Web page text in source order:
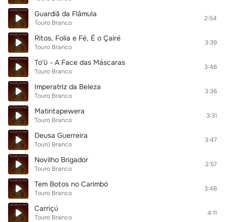
Guardiã da Flâmula
Touro Branco
2:54
Ritos, Folia e Fé, É o Çairé
Touro Branco
3:39
To'ü - A Face das Máscaras
Touro Branco
3:46
Imperatriz da Beleza
Touro Branco
3:36
Matintapewera
Touro Branco
3:31
Deusa Guerreira
Touro Branco
3:47
Novilho Brigador
Touro Branco
2:57
Tem Botos no Carimbó
Touro Branco
3:48
Carriçú
Touro Branco
4:11